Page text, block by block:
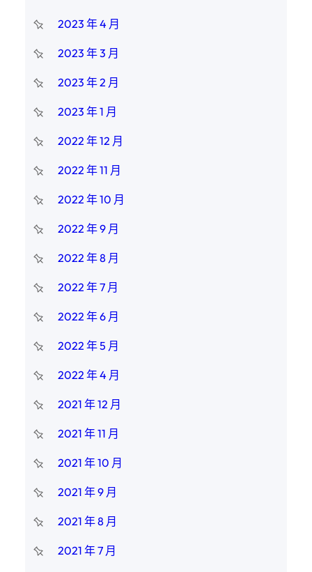
2023 年 4 月
2023 年 3 月
2023 年 2 月
2023 年 1 月
2022 年 12 月
2022 年 11 月
2022 年 10 月
2022 年 9 月
2022 年 8 月
2022 年 7 月
2022 年 6 月
2022 年 5 月
2022 年 4 月
2021 年 12 月
2021 年 11 月
2021 年 10 月
2021 年 9 月
2021 年 8 月
2021 年 7 月